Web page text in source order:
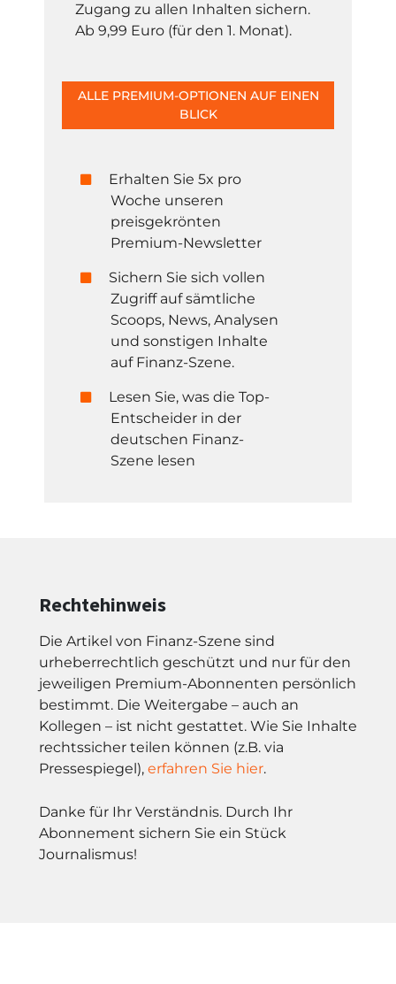
Zugang zu allen Inhalten sichern.
Ab 9,99 Euro (für den 1. Monat).
ALLE PREMIUM-OPTIONEN AUF EINEN
BLICK
Erhalten Sie 5x pro
Woche unseren
preisgekrönten
Premium-Newsletter
Sichern Sie sich vollen
Zugriff auf sämtliche
Scoops, News, Analysen
und sonstigen Inhalte
auf Finanz-Szene.
Lesen Sie, was die Top-
Entscheider in der
deutschen Finanz-
Szene lesen
Rechtehinweis
Die Artikel von Finanz-Szene sind
urheberrechtlich geschützt und nur für den
jeweiligen Premium-Abonnenten persönlich
bestimmt. Die Weitergabe – auch an
Kollegen – ist nicht gestattet. Wie Sie Inhalte
rechtssicher teilen können (z.B. via
Pressespiegel), erfahren Sie hier.
Danke für Ihr Verständnis. Durch Ihr
Abonnement sichern Sie ein Stück
Journalismus!